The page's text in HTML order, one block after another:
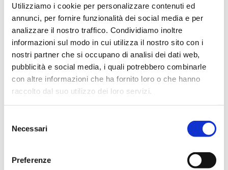
Utilizziamo i cookie per personalizzare contenuti ed
annunci, per fornire funzionalità dei social media e per
analizzare il nostro traffico. Condividiamo inoltre
informazioni sul modo in cui utilizza il nostro sito con i
nostri partner che si occupano di analisi dei dati web,
pubblicità e social media, i quali potrebbero combinarle
con altre informazioni che ha fornito loro o che hanno
raccolto dal suo utilizzo dei loro servizi.
delNecessari
Preferenze
strumenti strategici per affrontare con profitto le sfide del
mercato. Oggi è presente nelle regioni Emilia Romagna, Marche,
Toscana, Lombardia e Liguria. Sede Legale: Via A.Pertini, 15 -
42124 REGGIO EMILIA (RE) Telefono: […]
Consorzio Europa